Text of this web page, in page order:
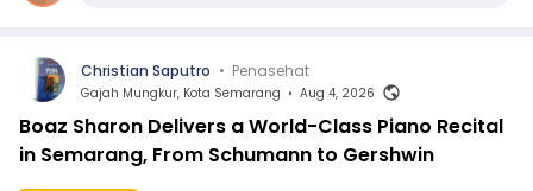
Christian Saputro • Penasehat
Gajah Mungkur, Kota Semarang • Aug 4, 2026
Boaz Sharon Delivers a World-Class Piano Recital
in Semarang, From Schumann to Gershwin